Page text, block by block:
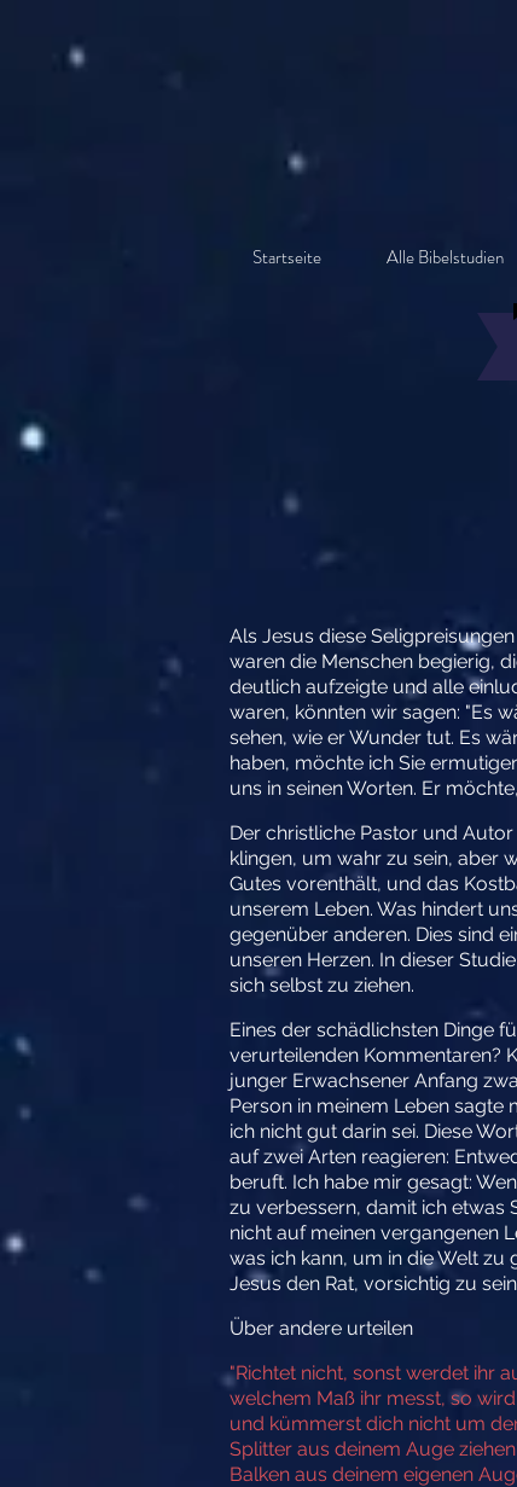
Startseite Alle Bibelstudien
Als Jesus diese
waren die Menschen begierig,
deutlich aufzeigte und alle
waren, könnten wir sagen: "Es
sehen, wie er Wunder tut. Es
haben, möchte ich Sie
uns in seinen Worten. Er
Der christliche Pastor und
klingen, um wahr zu sein, aber
Gutes vorenthält, und das
unserem Leben. Was hindert
gegenüber anderen. Dies sind
unseren Herzen. In dieser
sich selbst zu ziehen.
Eines der schädlichsten Dinge
verurteilenden Kommentaren?
junger Erwachsener Anfang
Person in meinem Leben sagte
ich nicht gut darin sei. Diese
auf zwei Arten reagieren:
beruft. Ich habe mir gesagt:
zu verbessern, damit ich etwas
nicht auf meinen vergangenen
was ich kann, um in die Welt
Jesus den Rat, vorsichtig zu
Über andere urteilen
"Richtet nicht, sonst werdet ihr
welchem Maß ihr messt, so
und kümmerst dich nicht um
Splitter aus deinem Auge
Balken aus deinem eigenen